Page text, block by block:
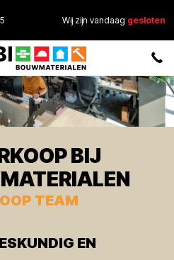
Wij zijn vandaag gesloten
BIJ
TEAM
EN